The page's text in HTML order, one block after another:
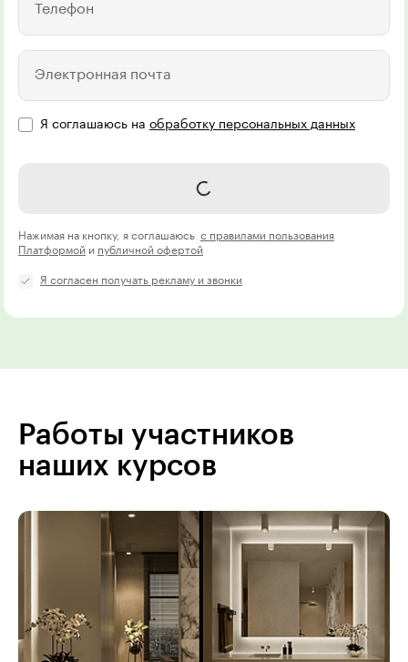
Телефон
Электронная почта
Я соглашаюсь на обработку персональных данных
Записаться на курс
Нажимая на кнопку, я соглашаюсь с правилами пользования
Платформой и публичной офертой
Я согласен получать рекламу и звонки
Работы участников
наших курсов